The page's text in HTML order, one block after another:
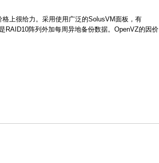
上很给力。采用使用广泛的SolusVM面板，有
RAID10阵列外加每周异地备份数据。OpenVZ的因价